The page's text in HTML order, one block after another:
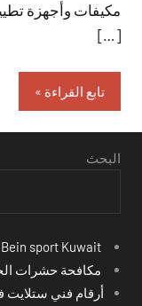
مكيفات وأجهزة
[…]
تابع القراءة
البحث
مكافحة حشرات
أرقام فني